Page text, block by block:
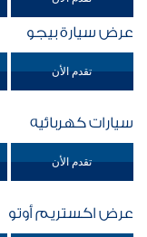
عرض سيارة بيجو
تقدم الأن
سيارات كهربائيه
تقدم الأن
عرض اكستريم أوتو